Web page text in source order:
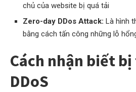
chủ của website bị quá tải
Zero-day DDos Attack: Là hình
bằng cách tấn công những lỗ
Cách nhận biết
DDoS